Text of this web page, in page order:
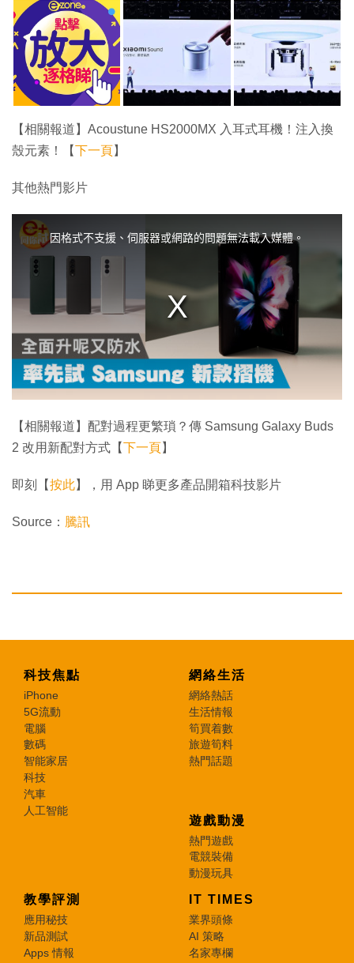
【相關報道】Acoustune HS2000MX 入耳式耳機！注入換
殼元素！【下一頁】
其他熱門影片
d
.
因格式不支援、伺服器或網路的問題無法載入媒體。
【相關報道】配對過程更繁瑣？傳 Samsung Galaxy Buds
2 改用新配對方式【下一頁】
即刻【按此】，用 App 睇更多產品開箱科技影片
Source： 騰訊
科技焦點
iPhone
5G流動
電腦
數碼
智能家居
科技
汽車
人工智能
網絡生活
網絡熱話
生活情報
筍買着數
旅遊筍料
熱門話題
遊戲動漫
熱門遊戲
電競裝備
動漫玩具
教學評測
應用秘技
新品測試
Apps 情報
IT TIMES
業界頭條
AI 策略
名家專欄